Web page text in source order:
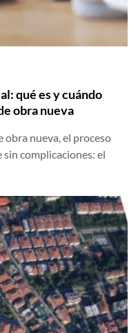
qué es y cuándo
obra nueva
obra nueva, el proceso
complicaciones: el